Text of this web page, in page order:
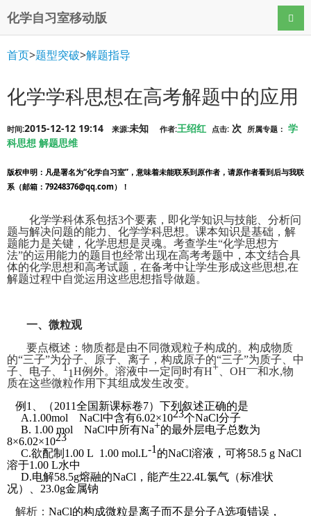
化学自习室移动版 导航
首页>题型突破>解题指导
化学学科思想在高考解题中的应用
时间:2015-12-12 19:14 来源:未知 作者:王绍红 点击: 次 所属专题： 学
科思想 解题思维
版权申明 ：凡是署名为“化学自习室”，意味着未能联系到原作者，请原作者看到后与我联
系（邮箱：79248376@qq.com）！
化学学科体系包括3个要素，即化学知识与技能、分析问
题与解决问题的能力、化学学科思想。课本知识是基础，解
题能力是关键，化学思想是灵魂。考查学生“化学思想方
法”的运用能力的题目也经常出现在高考考题中，本文结合具
体的化学思想和高考试题，在备考中让学生形成这些思想,在
解题过程中自觉运用这些思想指导做题。
一、微粒观
要点概述：物质都是由不同微观粒子构成的。构成物质
的“三子”为分子、原子、离子，构成原子的“三子”为质子、中
子、电子、 1
1H例外。溶液中一定同时有H+ 、OH—和水,物
质在这些微粒作用下其组成发生改变。
例1、（2011全国新课标卷7）下列叙述正确的是
A.1.00mol NaCl中含有6.02×1023个NaCl分子
B. 1.00 mol NaCl中所有Na+的最外层电子总数为
8×6.02×1023
C.欲配制1.00 L 1.00 mol.L-1 的NaCl溶液，可将58.5 g NaCl
溶于1.00 L水中
D.电解58.5g熔融的NaCl，能产生22.4L氯气（标准状
况）、23.0g金属钠
解析： NaCl的构成微粒是离子而不是分子A选项错误，